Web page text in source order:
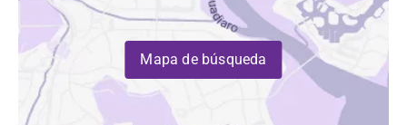
Mapa de búsqueda